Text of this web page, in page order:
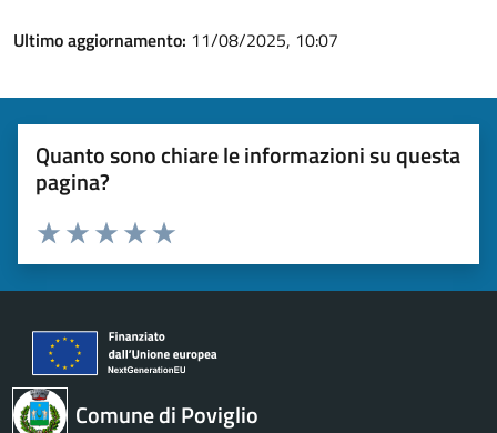
Ultimo aggiornamento: 11/08/2025, 10:07
Quanto sono chiare le informazioni su questa
pagina?
Valuta 5 stelle su 5
Valuta 4 stelle su 5
Valuta 3 stelle su 5
Valuta 2 stelle su 5
Valuta 1 stelle su 5
Comune di Poviglio